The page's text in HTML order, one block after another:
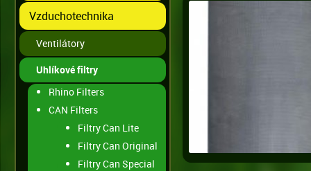
Vzduchotechnika
Ventilátory
Uhlíkové filtry
Rhino Filters
CAN Filters
Filtry Can Lite
Filtry Can Original
Filtry Can Special